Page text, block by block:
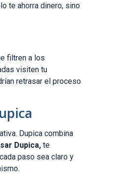
te ahorra dinero, sino
filtren a los
visiten tu
retrasar el proceso
Dupica combina
Dupica, te
paso sea claro y